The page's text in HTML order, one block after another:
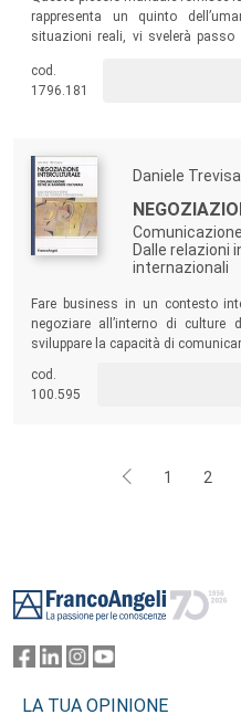
rappresenta un quinto
situazioni reali, vi svelerà
cod.
1796.181
Daniele
Dalle relazioni
internazionali
Fare business in un contesto
negoziare all’interno di culture
sviluppare la capacità di
cod.
100.595
1 2
LA TUA OPINIONE